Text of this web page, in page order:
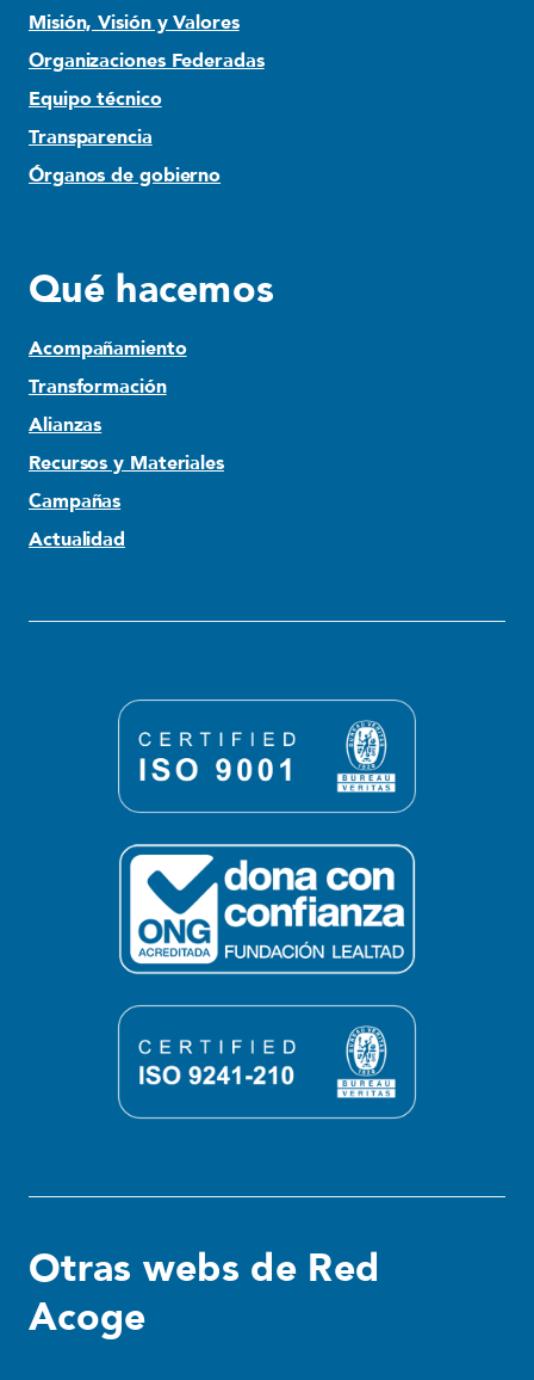
Misión, Visión y Valores
Organizaciones Federadas
Equipo técnico
Transparencia
Órganos de gobierno
Qué hacemos
Acompañamiento
Transformación
Alianzas
Recursos y Materiales
Campañas
Actualidad
Otras webs de Red
Acoge